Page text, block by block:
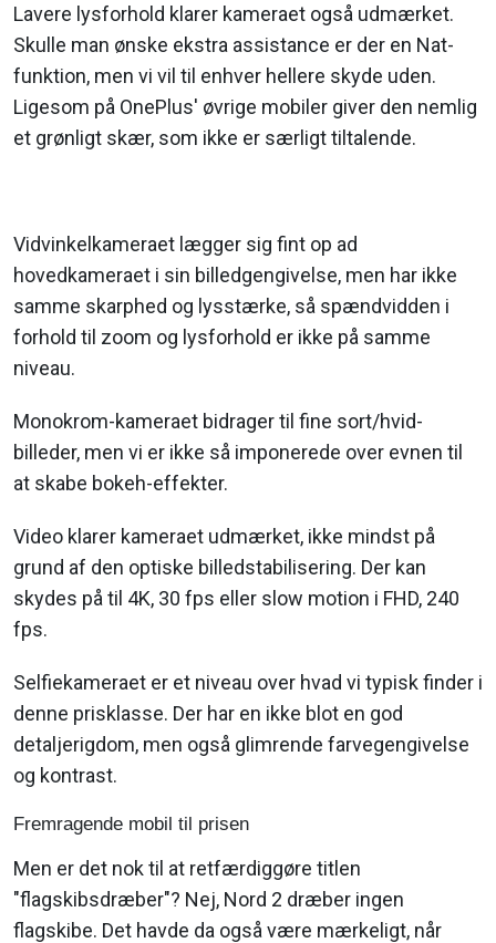
Lavere lysforhold klarer kameraet også udmærket.
Skulle man ønske ekstra assistance er der en Nat-
funktion, men vi vil til enhver hellere skyde uden.
Ligesom på OnePlus' øvrige mobiler giver den nemlig
et grønligt skær, som ikke er særligt tiltalende.
Vidvinkelkameraet lægger sig fint op ad
hovedkameraet i sin billedgengivelse, men har ikke
samme skarphed og lysstærke, så spændvidden i
forhold til zoom og lysforhold er ikke på samme
niveau.
Monokrom-kameraet bidrager til fine sort/hvid-
billeder, men vi er ikke så imponerede over evnen til
at skabe bokeh-effekter.
Video klarer kameraet udmærket, ikke mindst på
grund af den optiske billedstabilisering. Der kan
skydes på til 4K, 30 fps eller slow motion i FHD, 240
fps.
Selfiekameraet er et niveau over hvad vi typisk finder i
denne prisklasse. Der har en ikke blot en god
detaljerigdom, men også glimrende farvegengivelse
og kontrast.
Fremragende mobil til prisen
Men er det nok til at retfærdiggøre titlen
"flagskibsdræber"? Nej, Nord 2 dræber ingen
flagskibe. Det havde da også være mærkeligt, når